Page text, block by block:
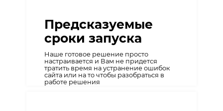
Предсказуемые
сроки запуска
Наше готовое решение просто
настраивается и Вам не придется
тратить время на устранение ошибок
сайта или на то чтобы разобраться в
работе решения